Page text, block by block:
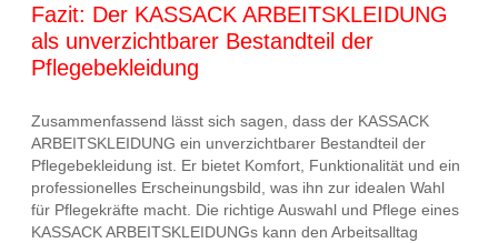
Fazit: Der KASSACK ARBEITSKLEIDUNG
als unverzichtbarer Bestandteil der
Pflegebekleidung
Zusammenfassend lässt sich sagen, dass der KASSACK
ARBEITSKLEIDUNG ein unverzichtbarer Bestandteil der
Pflegebekleidung ist. Er bietet Komfort, Funktionalität und ein
professionelles Erscheinungsbild, was ihn zur idealen Wahl
für Pflegekräfte macht. Die richtige Auswahl und Pflege eines
KASSACK ARBEITSKLEIDUNGs kann den Arbeitsalltag